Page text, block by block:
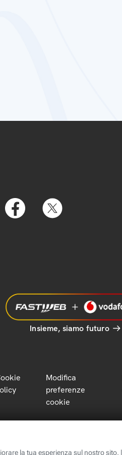
Insieme, siamo futuro
Modifica
preferenze
cookie